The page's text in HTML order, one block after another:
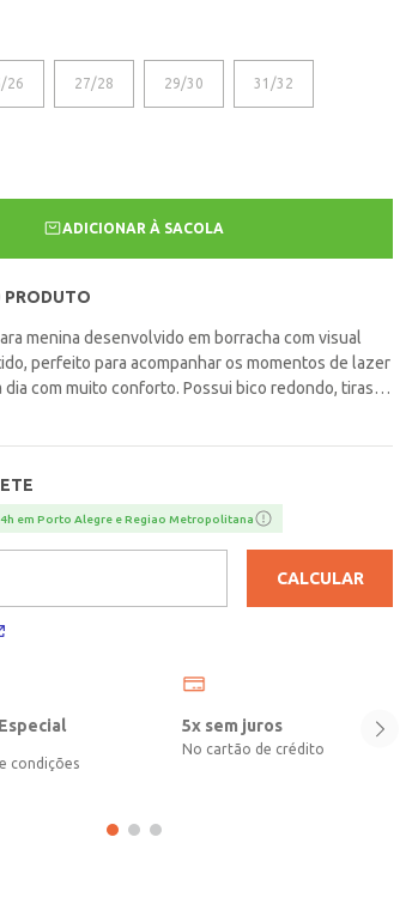
26 27/28 29/30 31/32
ADICIONAR À SACOLA
PRODUTO
menina desenvolvido em borracha com visual
perfeito para acompanhar os momentos de lazer
dia com muito conforto. Possui bico redondo, tiras
frisos antiderrapantes que garantem
para a peça. Uma opção confortável e estilosa,
os looks infantis com leveza, conforto e
Borracha
em Porto Alegre e Regiao Metropolitana
CALCULAR
condições
5x sem juros
No cartão de crédito